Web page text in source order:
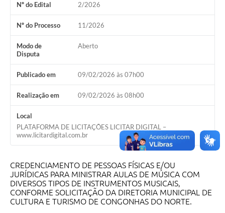
Nº do Edital 2/2026
Nº do Processo 11/2026
Modo de
Disputa
Aberto
Publicado em 09/02/2026 às 07h00
Realização em 09/02/2026 às 08h00
Local
PLATAFORMA DE LICITAÇÕES LICITAR DIGITAL –
www.licitardigital.com.br
CREDENCIAMENTO DE PESSOAS FÍSICAS E/OU
JURÍDICAS PARA MINISTRAR AULAS DE MÚSICA COM
DIVERSOS TIPOS DE INSTRUMENTOS MUSICAIS,
CONFORME SOLICITAÇÃO DA DIRETORIA MUNICIPAL DE
CULTURA E TURISMO DE CONGONHAS DO NORTE.